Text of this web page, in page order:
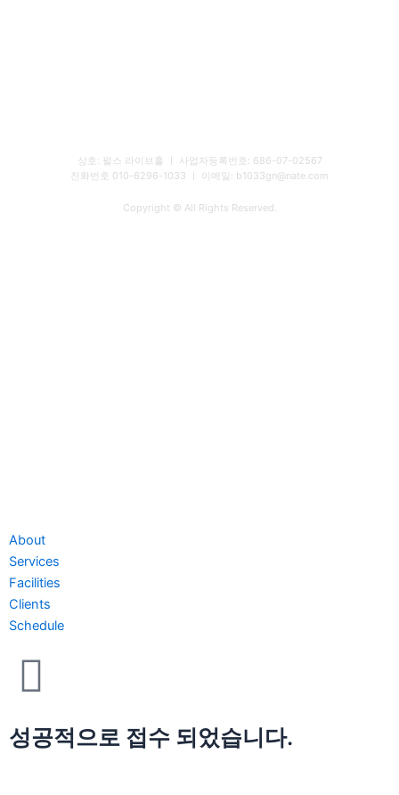
상호: 펄스 라이브홀 ㅣ 사업자등록번호: 686-07-02567
전화번호 010-6296-1033 ㅣ 이메일: b1033gn@nate.com
Copyright © All Rights Reserved.
About
Services
Facilities
Clients
Schedule
성공적으로 접수 되었습니다.